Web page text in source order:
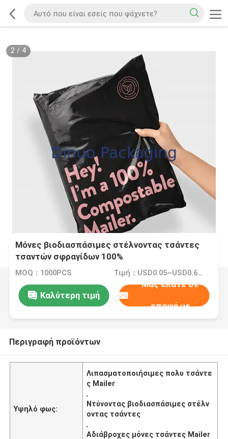
2/ 4
Μόνες βιοδιασπάσιμες στέλνοντας τσάντες
τσαντών σφραγίδων 100%
λιπασματοποιήσιμες πολυ Mailer για τον
MOQ：1000PCS Τιμή：USD0.05~USD0.6/PC
Καλύτερη τιμή
Μας ελάτε σε
επαφή με
Περιγραφή προϊόντων
Υψηλό φως:
Λιπασματοποιήσιμες πολυ τσάντε
ς Mailer
,
Ντύνοντας βιοδιασπάσιμες στέλν
οντας τσάντες
,
Αδιάβροχες μόνες τσάντες Mailer